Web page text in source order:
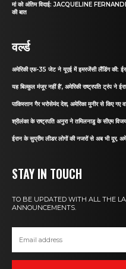
मां को अंतिम विदाई: JACQUELINE
की बात
वर्ल्ड
अमेरिकी एफ-35 जेट ने यूएई में इमरजेंसी लैंडिंग की:
यह बिल्कुल मंजूर नहीं है’, अमेरिकी राष्ट्रपति ट्रंप ने
पाकिस्तान गैर भरोसेमंद देश, अमेरिका मुनीर से किए गए
श्रीलंका के राष्ट्रपति अनुरा ने तमिलनाडु के सीएम
ईरान के सुप्रीम लीडर लोगों की नजरों से अब भी दूर,
STAY IN TOUCH
TO BE UPDATED WITH ALL THE
ANNOUNCEMENTS.